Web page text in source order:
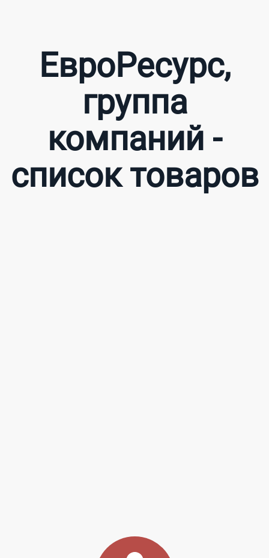
ЕвроРесурс,
группа
компаний -
список товаров